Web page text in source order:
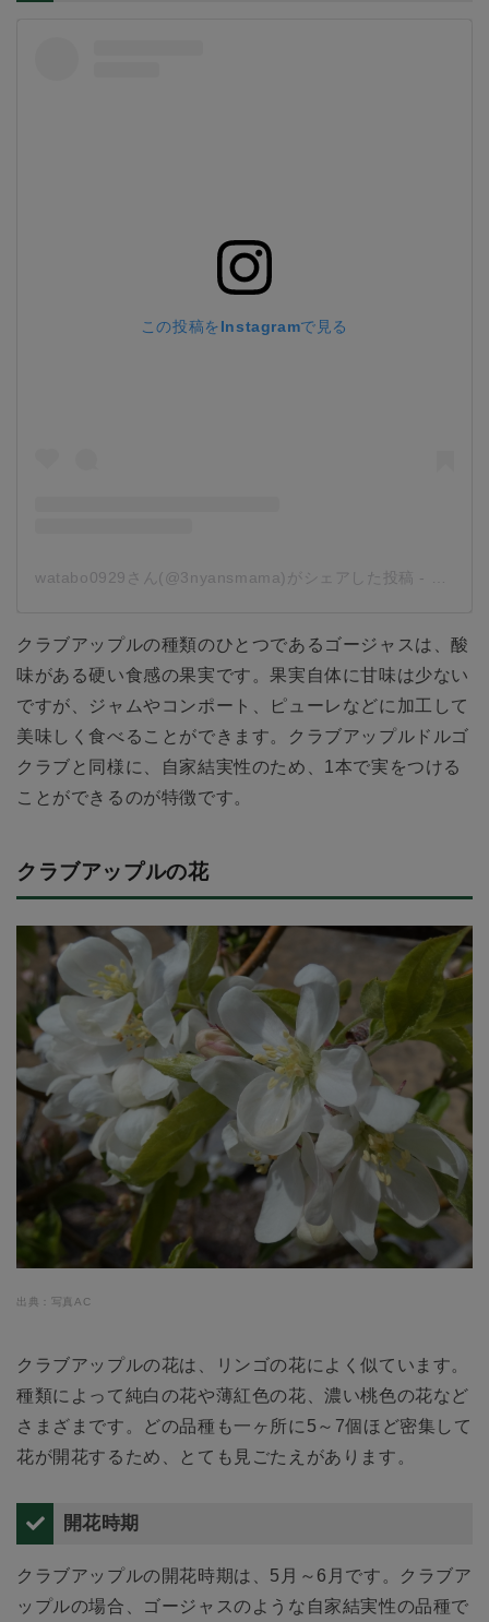
この投稿をInstagramで見る
watabo0929さん(@3nyansmama)がシェアした投稿 - 2018
クラブアップルの種類のひとつであるゴージャスは、酸
味がある硬い食感の果実です。果実自体に甘味は少ない
ですが、ジャムやコンポート、ピューレなどに加工して
美味しく食べることができます。クラブアップルドルゴ
クラブと同様に、自家結実性のため、1本で実をつける
ことができるのが特徴です。
クラブアップルの花
出典：写真AC
クラブアップルの花は、リンゴの花によく似ています。
種類によって純白の花や薄紅色の花、濃い桃色の花など
さまざまです。どの品種も一ヶ所に5～7個ほど密集して
花が開花するため、とても見ごたえがあります。
開花時期
クラブアップルの開花時期は、5月～6月です。クラブア
ップルの場合、ゴージャスのような自家結実性の品種で